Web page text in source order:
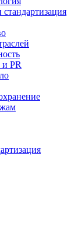
стандартизация
PR